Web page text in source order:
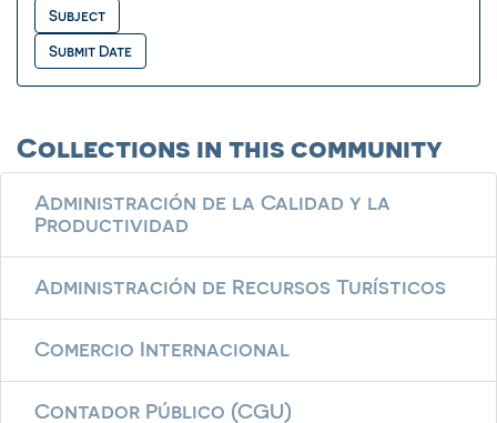
Collections in this community
Administración de la Calidad y la
Productividad
Administración de Recursos Turísticos
Comercio Internacional
Contador Público (CGU)